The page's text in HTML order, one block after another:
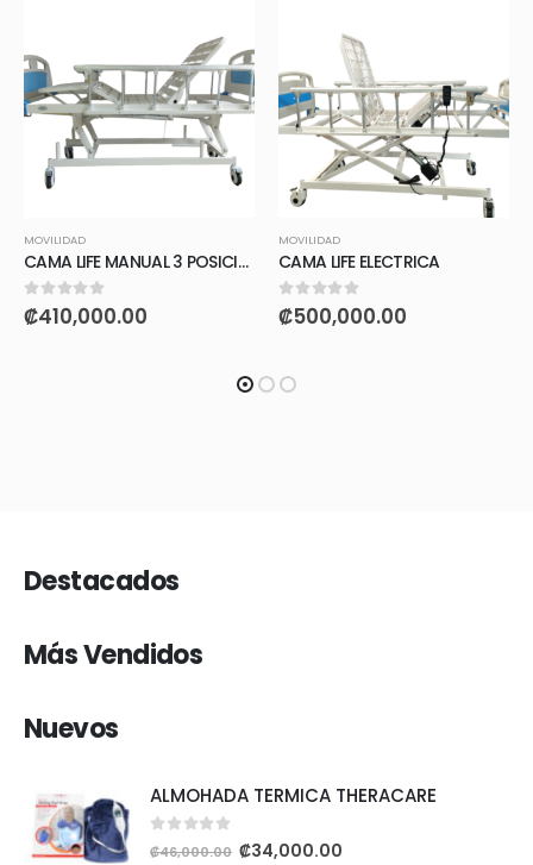
MOVILIDAD
CAMA LIFE MANUAL 3 POSICIONES
0out of 5
₡410,000.00
MOVILIDAD
CAMA LIFE ELECTRICA
0out of 5
₡500,000.00
Destacados
Más Vendidos
Nuevos
ALMOHADA TERMICA THERACARE
0out of 5
₡46,000.00 ₡34,000.00